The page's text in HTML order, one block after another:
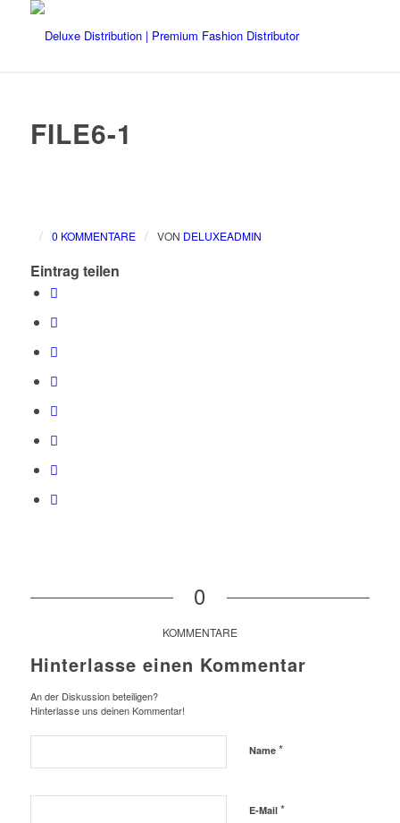
FILE6-1
/ 0 KOMMENTARE / VON DELUXEADMIN
Eintrag teilen
0
KOMMENTARE
Hinterlasse einen Kommentar
An der Diskussion beteiligen?
Hinterlasse uns deinen Kommentar!
Name *
E-Mail *